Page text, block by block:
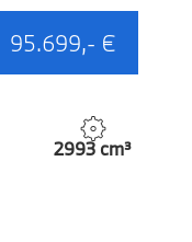
95.699,- €
2993 cm³